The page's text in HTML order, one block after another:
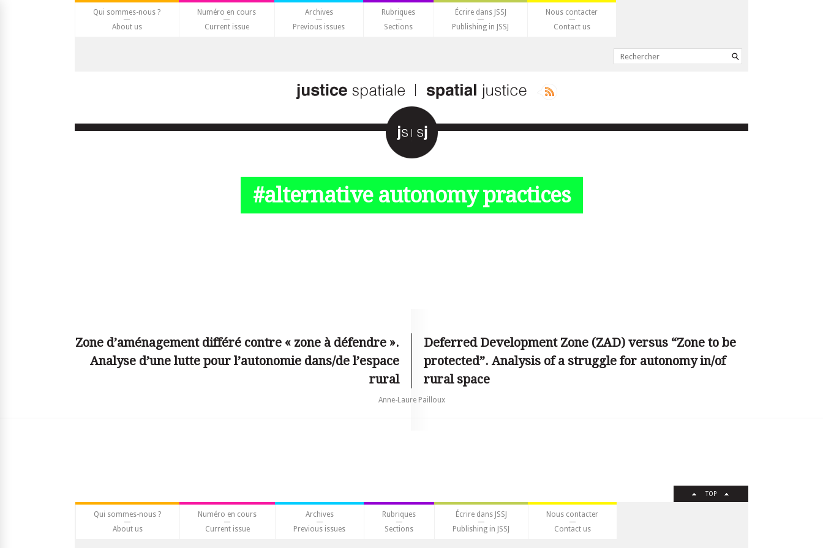
Qui sommes-nous ?
About us
Numéro en cours
Current issue
Archives
Previous issues
Rubriques
Sections
Écrire dans JSSJ
Publishing in JSSJ
Nous contacter
Contact us
#alternative autonomy practices
Zone d’aménagement différé contre « zone à défendre ».
Analyse d’une lutte pour l’autonomie dans/de l’espace
rural
Deferred Development Zone (ZAD) versus “Zone to be
protected”. Analysis of a struggle for autonomy in/of
rural space
Anne-Laure Pailloux
TOP
Qui sommes-nous ?
About us
Numéro en cours
Current issue
Archives
Previous issues
Rubriques
Sections
Écrire dans JSSJ
Publishing in JSSJ
Nous contacter
Contact us